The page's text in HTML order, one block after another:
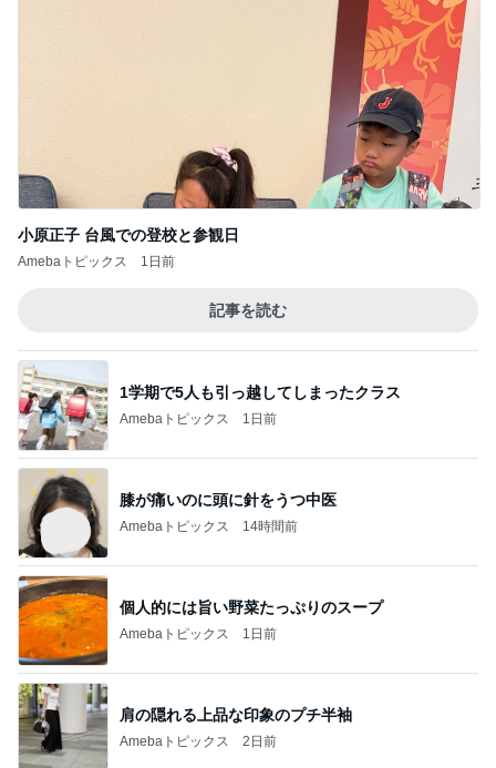
小原正子 台風での登校と参観日
Amebaトピックス 1日前
記事を読む
1学期で5人も引っ越してしまったクラス
Amebaトピックス 1日前
膝が痛いのに頭に針をうつ中医
Amebaトピックス 14時間前
個人的には旨い野菜たっぷりのスープ
Amebaトピックス 1日前
肩の隠れる上品な印象のプチ半袖
Amebaトピックス 2日前